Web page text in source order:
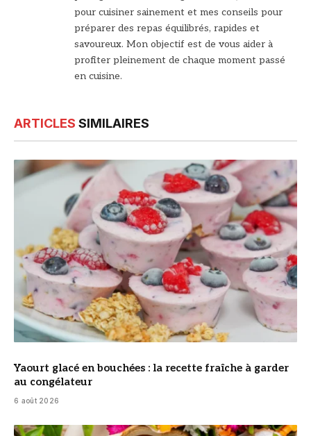
pour cuisiner sainement et mes conseils pour
préparer des repas équilibrés, rapides et
savoureux. Mon objectif est de vous aider à
profiter pleinement de chaque moment passé
en cuisine.
ARTICLES SIMILAIRES
© DR
Yaourt glacé en bouchées : la recette fraîche à garder
au congélateur
6 août 2026
© DR